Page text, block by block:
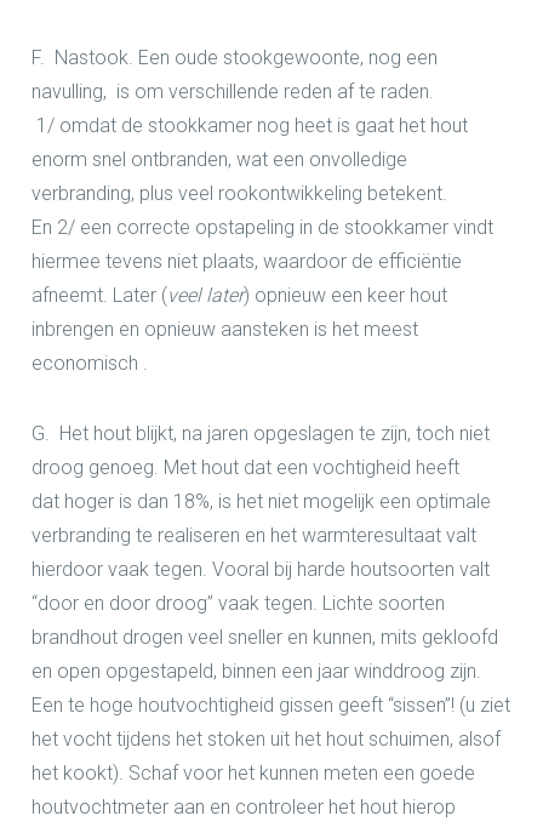
F. Nastook. Een oude stookgewoonte, nog een
navulling, is om verschillende reden af te raden.
1/ omdat de stookkamer nog heet is gaat het hout
enorm snel ontbranden, wat een onvolledige
verbranding, plus veel rookontwikkeling betekent.
En 2/ een correcte opstapeling in de stookkamer vindt
hiermee tevens niet plaats, waardoor de efficiëntie
afneemt. Later (veel later) opnieuw een keer hout
inbrengen en opnieuw aansteken is het meest
economisch .
G. Het hout blijkt, na jaren opgeslagen te zijn, toch niet
droog genoeg. Met hout dat een vochtigheid heeft
dat hoger is dan 18%, is het niet mogelijk een optimale
verbranding te realiseren en het warmteresultaat valt
hierdoor vaak tegen. Vooral bij harde houtsoorten valt
“door en door droog” vaak tegen. Lichte soorten
brandhout drogen veel sneller en kunnen, mits gekloofd
en open opgestapeld, binnen een jaar winddroog zijn.
Een te hoge houtvochtigheid gissen geeft “sissen”! (u ziet
het vocht tijdens het stoken uit het hout schuimen, alsof
het kookt). Schaf voor het kunnen meten een goede
houtvochtmeter aan en controleer het hout hierop